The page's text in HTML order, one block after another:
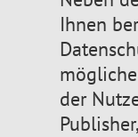
Ihnen
der